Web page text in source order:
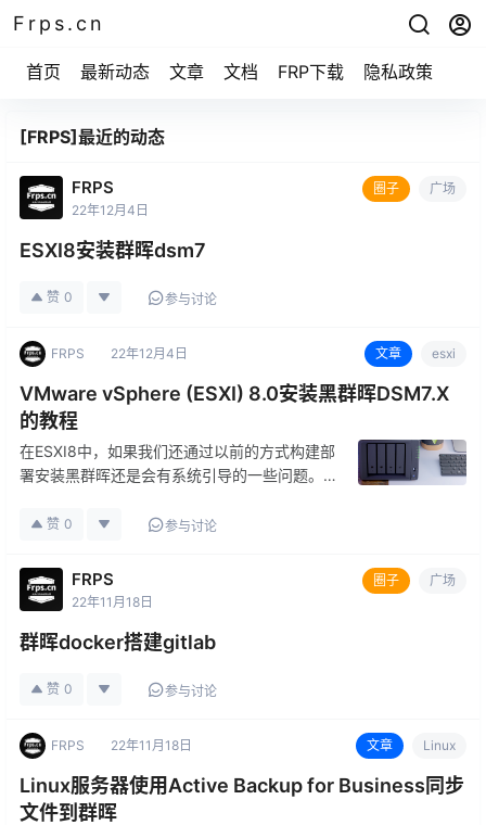
Frps.cn
首页 最新动态 文章 文档 FRP下载 隐私政策
[FRPS]最近的动态
FRPS 圈子
广场
22年12月4日
ESXI8安装群晖dsm7
赞 0 参与讨论
FRPS 22年12月4日 文章 esxi
VMware vSphere (ESXI) 8.0安装黑群晖DSM7.X
的教程
在ESXI8中，如果我们还通过以前的方式构建部
署安装黑群晖还是会有系统引导的一些问题。但
已经没有问题，当然这可能是官方的BUG，也有
不过多…
赞 0 参与讨论
FRPS 圈子
广场
22年11月18日
群晖docker搭建gitlab
赞 0 参与讨论
FRPS 22年11月18日 文章 Linux
Linux服务器使用Active Backup for Business同步
文件到群晖